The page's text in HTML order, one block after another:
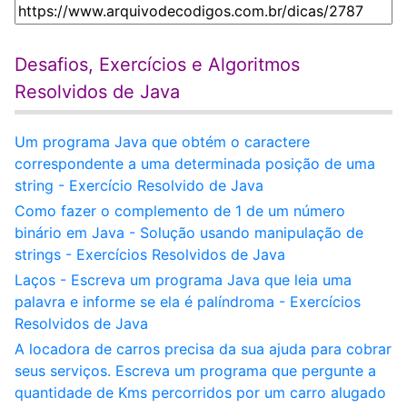
Desafios, Exercícios e Algoritmos
Resolvidos de Java
Um programa Java que obtém o caractere
correspondente a uma determinada posição de uma
string - Exercício Resolvido de Java
Como fazer o complemento de 1 de um número
binário em Java - Solução usando manipulação de
strings - Exercícios Resolvidos de Java
Laços - Escreva um programa Java que leia uma
palavra e informe se ela é palíndroma - Exercícios
Resolvidos de Java
A locadora de carros precisa da sua ajuda para cobrar
seus serviços. Escreva um programa que pergunte a
quantidade de Kms percorridos por um carro alugado